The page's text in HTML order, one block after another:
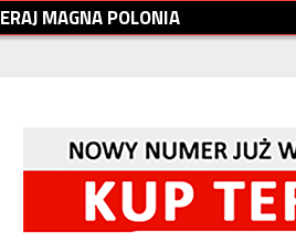
ERAJMAGNAPOLONIA